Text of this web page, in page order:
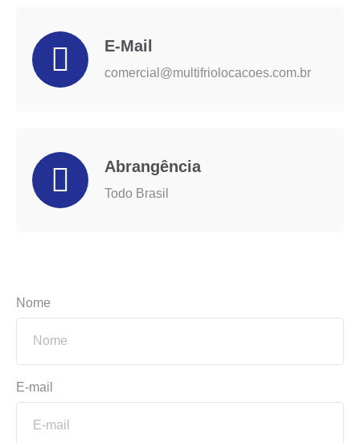
E-Mail
comercial@multifriolocacoes.com.br
Abrangência
Todo Brasil
Nome
E-mail